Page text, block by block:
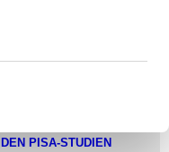
PISA-STUDIEN